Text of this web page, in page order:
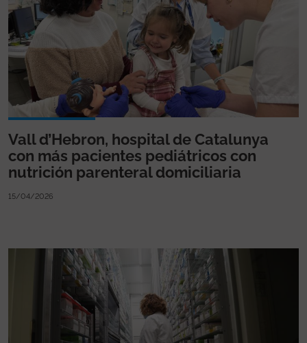
Vall d’Hebron, hospital de Catalunya
con más pacientes pediátricos con
nutrición parenteral domiciliaria
15/04/2026